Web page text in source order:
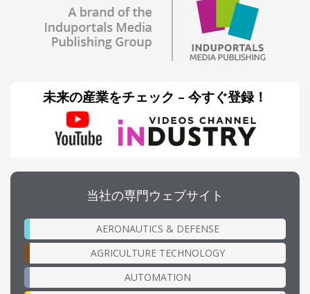
未来の産業をチェック – 今すぐ登録！
当社の専門ウェブサイト
AERONAUTICS & DEFENSE
AGRICULTURE TECHNOLOGY
AUTOMATION